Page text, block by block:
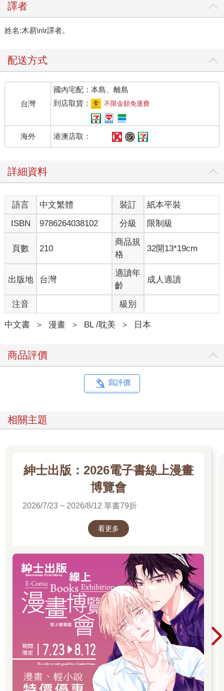
譯者
姓名:木易\n\r譯者。
配送方式
台灣
國內宅配：本島、離島
到店取貨：
不限金額免運費
海外 港澳店取：
詳細資料
語言 中文繁體 裝訂
紙本平裝
ISBN
9786264038102 分級 限制級
頁數 210
商品規
格
32開13*19cm
出版地 台灣
適讀年
齡
成人適讀
注音 級別
中文書 ＞ 漫畫 ＞ BL /耽美 ＞ 日本
商品評價
寫評價
相關主題
紳士出版：2026電子書線上漫畫
博覽會
2026/7/23 ~ 2026/8/12 單書79折
看更多